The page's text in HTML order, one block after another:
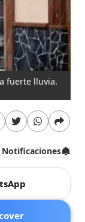
fuerte lluvia.